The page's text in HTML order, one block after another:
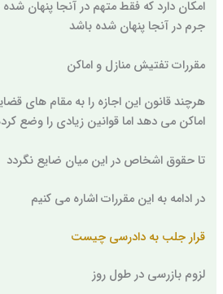
امکان دارد که فقط متهم در آنجا پنهان
جرم در آنجا پنهان شده باشد
مقررات تفتیش منازل و اماکن
هرچند قانون این اجازه را به مقام های
اماکن می دهد اما قوانین زیادی را وضع
تا حقوق اشخاص در این میان ضایع نگردد
در ادامه به این مقررات اشاره می کنیم
قرار جلب به دادرسی چیست
لزوم بازرسی در طول روز